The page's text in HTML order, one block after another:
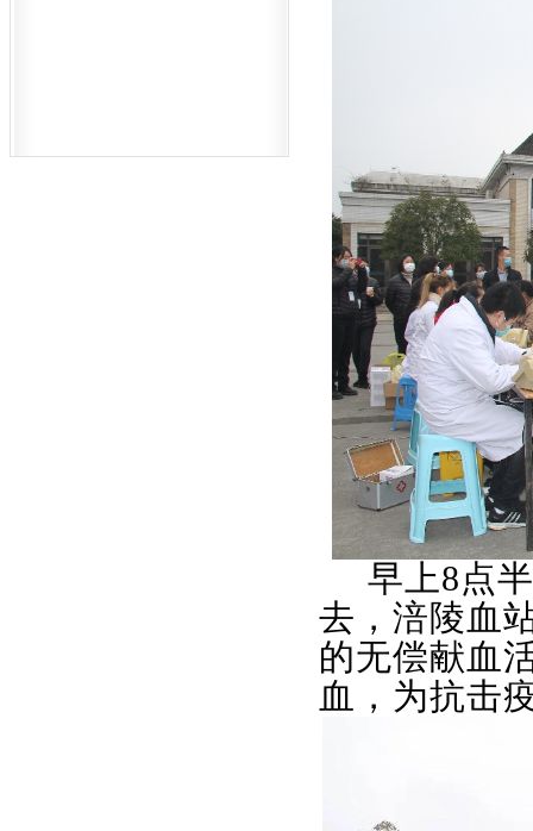
早上8点
去，涪陵血
的无偿献血
血，为抗击